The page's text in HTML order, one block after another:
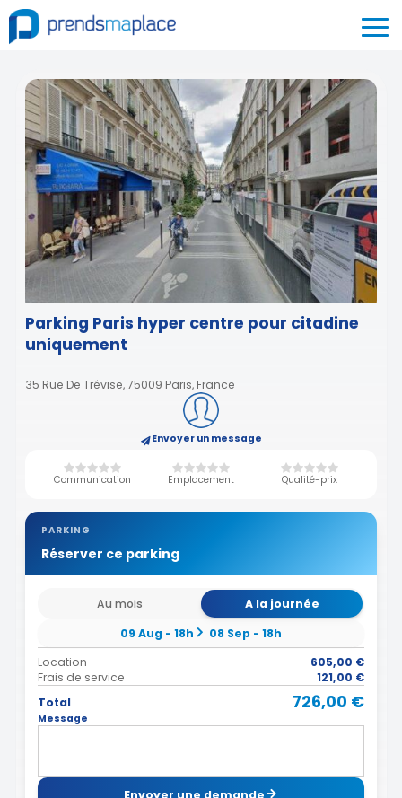
Parking Paris hyper centre pour citadine
uniquement
35 Rue De Trévise, 75009 Paris, France
Envoyer un message
Communication Emplacement Qualité-prix
PARKING
Réserver ce parking
Au mois
A la journée
09 Aug - 18h
08 Sep - 18h
Location
605,00 €
Frais de service
121,00 €
Total
726,00 €
Message
Envoyer une demande